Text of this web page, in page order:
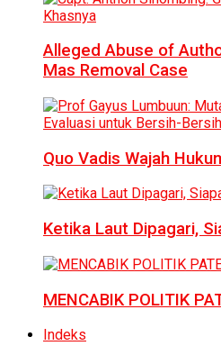
Alleged Abuse of
Mas Removal Case
Quo Vadis Wajah
Ketika Laut Dipagari,
MENCABIK POLITIK
Indeks